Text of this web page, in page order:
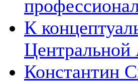
К
Центральной
Константин